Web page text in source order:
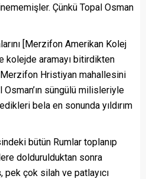
Çünkü Topal Osman
[Merzifon Amerikan Kolej
kolejde aramayı bitirdikten
Merzifon Hristiyan mahallesini
Osman’ın süngülü milisleriyle
bela en sonunda yıldırım
bütün Rumlar toplanıp
doldurulduktan sonra
pek çok silah ve patlayıcı